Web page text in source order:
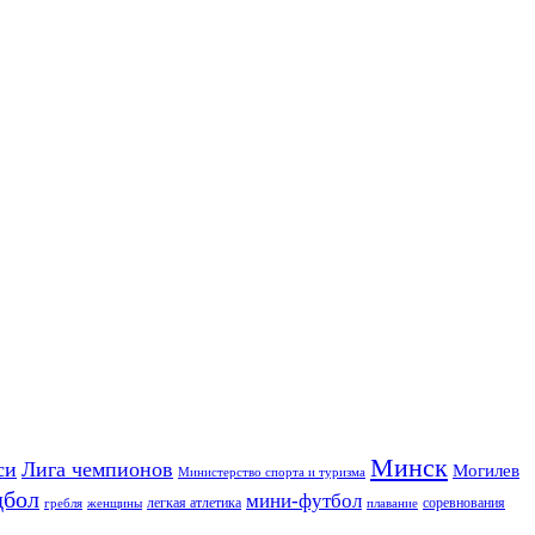
Лига чемпионов Министерство спорта и туризма Минск Могилев
гребля женщины легкая атлетика мини-футбол плавание соревнования